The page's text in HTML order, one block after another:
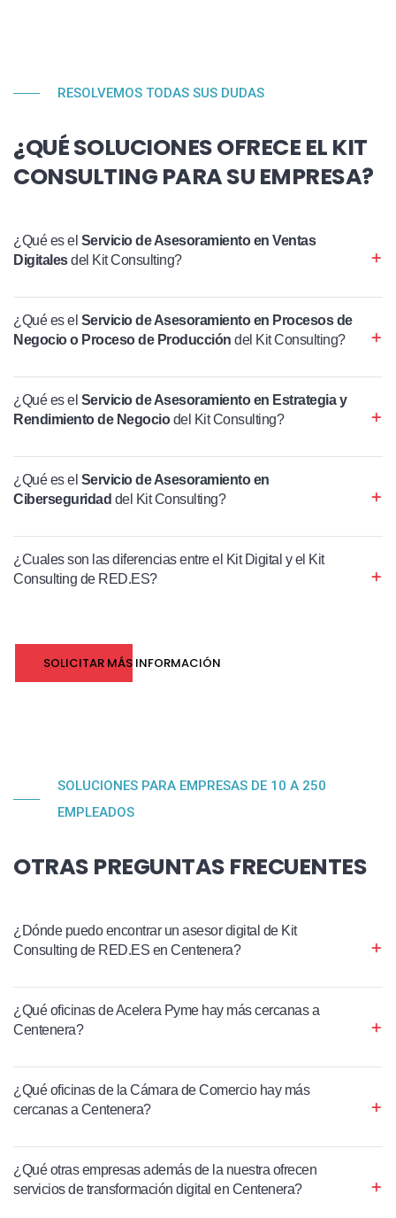
RESOLVEMOS TODAS SUS DUDAS
¿QUÉ SOLUCIONES OFRECE EL KIT
CONSULTING PARA SU EMPRESA?
¿Qué es el Servicio de Asesoramiento en Ventas
Digitalesdel Kit Consulting?
¿Qué es el Servicio de Asesoramiento en Procesos de
Negocio o Proceso de Producción del Kit Consulting?
¿Qué es el Servicio de Asesoramiento en Estrategia y
Rendimiento de Negociodel Kit Consulting?
¿Qué es el Servicio de Asesoramiento en
Ciberseguridad del Kit Consulting?
¿Cuales son las diferencias entre el Kit Digital y el Kit
Consulting de RED.ES?
SOLICITAR MÁS INFORMACIÓN
SOLUCIONES PARA EMPRESAS DE 10 A 250
EMPLEADOS
OTRAS PREGUNTAS FRECUENTES
¿Dónde puedo encontrar un asesor digital de Kit
Consulting de RED.ES en Centenera?
¿Qué oficinas de Acelera Pyme hay más cercanas a
Centenera?
¿Qué oficinas de la Cámara de Comercio hay más
cercanas a Centenera?
¿Qué otras empresas además de la nuestra ofrecen
servicios de transformación digital en Centenera?